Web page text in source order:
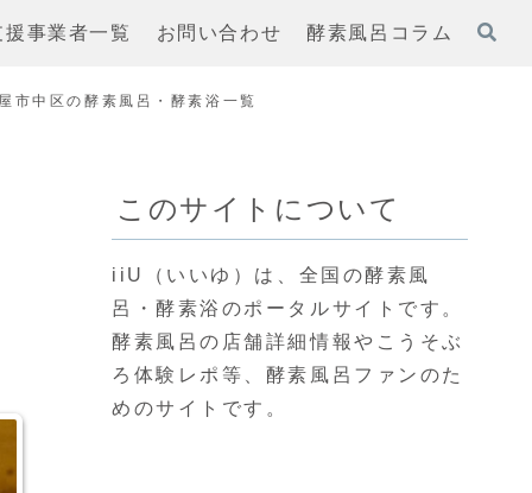
援事業者一覧 お問い合わせ 酵素風呂コラム
市中区の酵素風呂・酵素浴一覧
このサイトについて
iiU（いいゆ）は、全国の酵素風
呂・酵素浴のポータルサイトです。
酵素風呂の店舗詳細情報やこうそぶ
ろ体験レポ等、酵素風呂ファンのた
めのサイトです。